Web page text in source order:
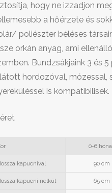
hogy ne izzadjon
a hőérzete és
poliészter béléses
orkán anyag, ami
Bundzsákjaink 3 és
hordozóval, mózessal,
is kompatibilisek.
0-6
kapucnival 90 cm
kapucni nélkül 65 cm